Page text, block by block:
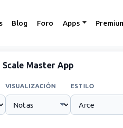
Blog Foro Apps
Scale Master App
VISUALIZACIÓN ESTILO